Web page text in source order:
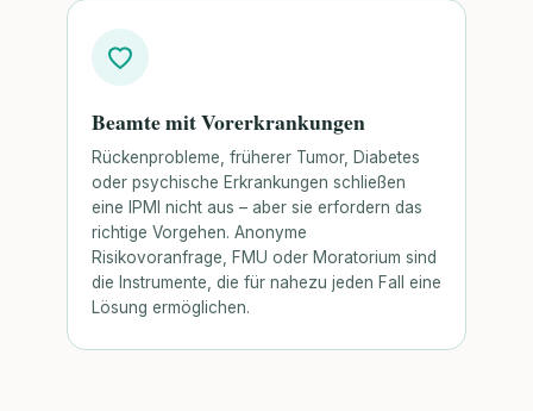
Beamte mit Vorerkrankungen
Rückenprobleme, früherer Tumor, Diabetes
oder psychische Erkrankungen schließen
eine IPMI nicht aus – aber sie erfordern das
richtige Vorgehen. Anonyme
Risikovoranfrage, FMU oder Moratorium sind
die Instrumente, die für nahezu jeden Fall eine
Lösung ermöglichen.